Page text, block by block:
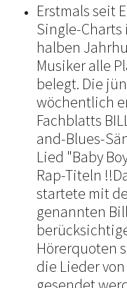
Erstmals seit
Single-Charts
halben
Musiker alle
belegt. Die
wöchentlich
Fachblatts
and-Blues-
Lied "Baby
Rap-Titeln
startete mit
genannten
Hörerquoten
die Lieder